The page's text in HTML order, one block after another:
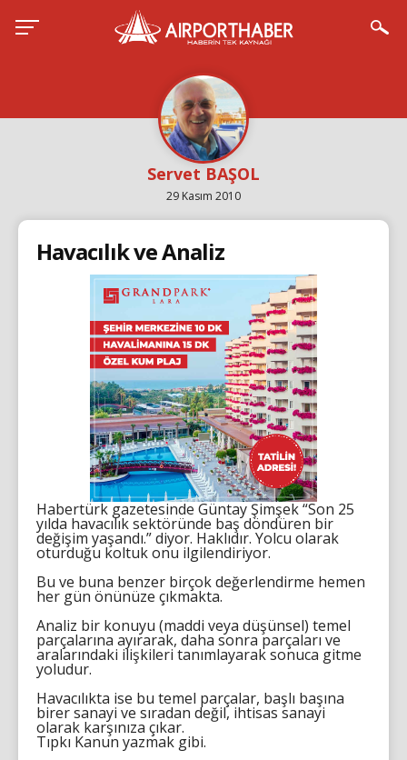
Servet BAŞOL
29 Kasım 2010
Havacılık ve Analiz
Habertürk gazetesinde Güntay Şimşek “Son 25
yılda havacılık sektöründe baş döndüren bir
değişim yaşandı.” diyor. Haklıdır. Yolcu olarak
oturduğu koltuk onu ilgilendiriyor.
Bu ve buna benzer birçok değerlendirme hemen
her gün önünüze çıkmakta.
Analiz bir konuyu (maddi veya düşünsel) temel
parçalarına ayırarak, daha sonra parçaları ve
aralarındaki ilişkileri tanımlayarak sonuca gitme
yoludur.
Havacılıkta ise bu temel parçalar, başlı başına
birer sanayi ve sıradan değil, ihtisas sanayi
olarak karşınıza çıkar.
Tıpkı Kanun yazmak gibi.